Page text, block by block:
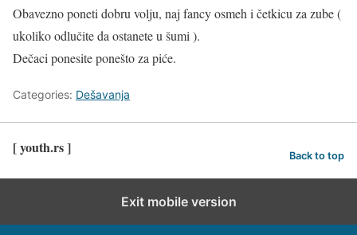
Obavezno poneti dobru volju, naj fancy osmeh i četkicu za zube (
ukoliko odlučite da ostanete u šumi ).
Dečaci ponesite ponešto za piće.
Categories: Dešavanja
[ youth.rs ] Back to top
Exit mobile version